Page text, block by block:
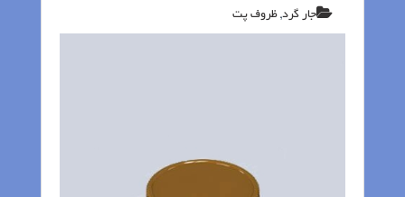
جار گرد, ظروف پت‬‎